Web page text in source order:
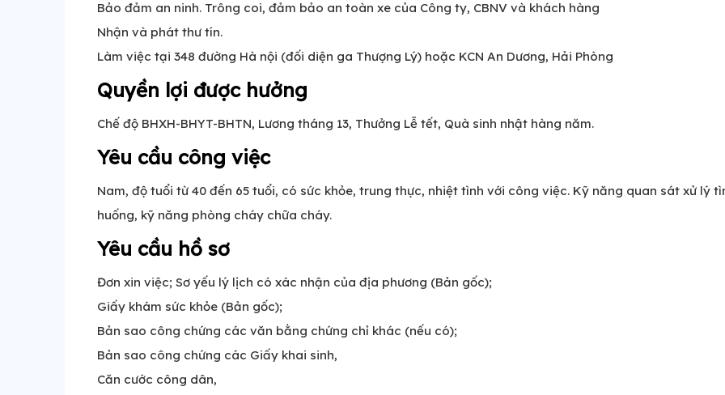
Bảo đảm an ninh. Trông coi, đảm bảo an toàn xe của Công ty, CBNV và khách hàng
Nhận và phát thư tín.
Làm việc tại 348 đường Hà nội (đối diện ga Thượng Lý) hoặc KCN An Dương, Hải Phòng
Quyền lợi được hưởng
Chế độ BHXH-BHYT-BHTN, Lương tháng 13, Thưởng Lễ tết, Quà sinh nhật hàng năm.
Yêu cầu công việc
Nam, độ tuổi từ 40 đến 65 tuổi, có sức khỏe, trung thực, nhiệt tình với công việc. Kỹ năng quan sát xử lý
huống, kỹ năng phòng cháy chữa cháy.
Yêu cầu hồ sơ
Đơn xin việc; Sơ yếu lý lịch có xác nhận của địa phương (Bản gốc);
Giấy khám sức khỏe (Bản gốc);
Bản sao công chứng các văn bằng chứng chỉ khác (nếu có);
Bản sao công chứng các Giấy khai sinh,
Căn cước công dân,